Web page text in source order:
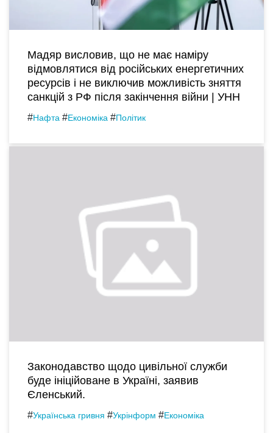
Мадяр висловив, що не має наміру
відмовлятися від російських енергетичних
ресурсів і не виключив можливість зняття
санкцій з РФ після закінчення війни | УНН
#Нафта #Економіка #Політик
Законодавство щодо цивільної служби
буде ініційоване в Україні, заявив
Єленський.
#Українська гривня #Укрінформ #Економіка